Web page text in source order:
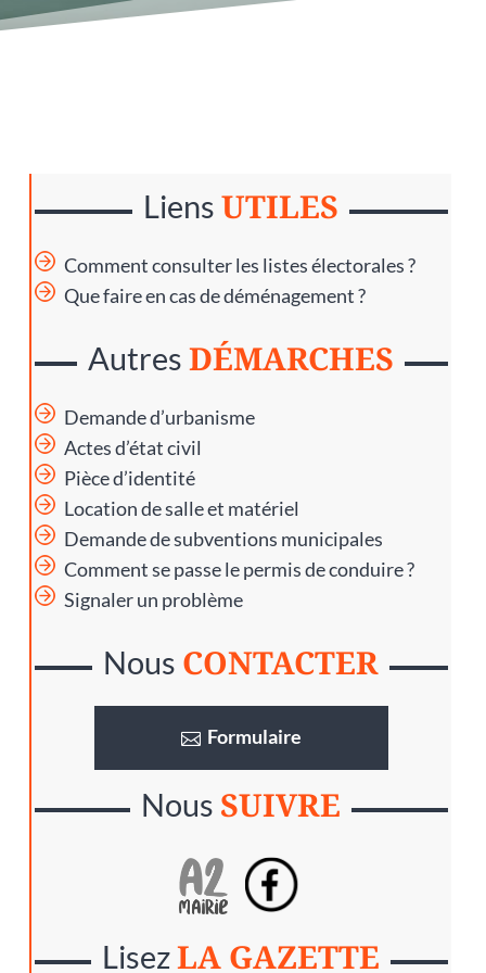
LiensUTILES
Comment consulter les listes électorales ?
Que faire en cas de déménagement ?
AutresDÉMARCHES
Demande d’urbanisme
Actes d’état civil
Pièce d’identité
Location de salle et matériel
Demande de subventions municipales
Comment se passe le permis de conduire ?
Signaler un problème
Nous CONTACTER
Formulaire
Nous SUIVRE
LisezLA GAZETTE